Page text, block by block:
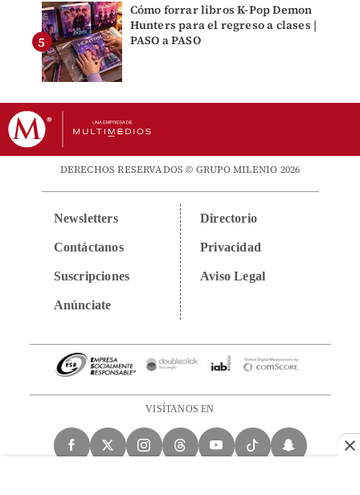
Cómo forrar libros K-Pop Demon
Hunters para el regreso a clases |
PASO a PASO
DERECHOS RESERVADOS © GRUPO MILENIO 2026
Newsletters
Contáctanos
Suscripciones
Anúnciate
Directorio
Privacidad
Aviso Legal
VISÍTANOS EN